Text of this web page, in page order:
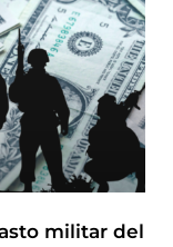
militar del